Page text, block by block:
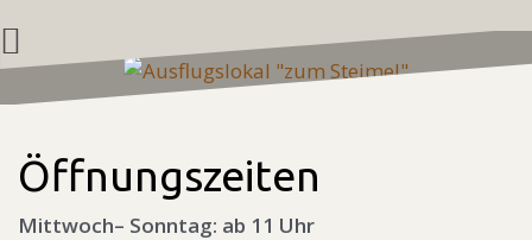
springen
Öffnungszeiten
Mittwoch– Sonntag: ab 11 Uhr